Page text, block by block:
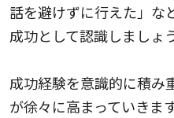
話を避けずに行えた」な
成功として認識しましょう
成功経験を意識的に積み
が徐々に高まっていきます